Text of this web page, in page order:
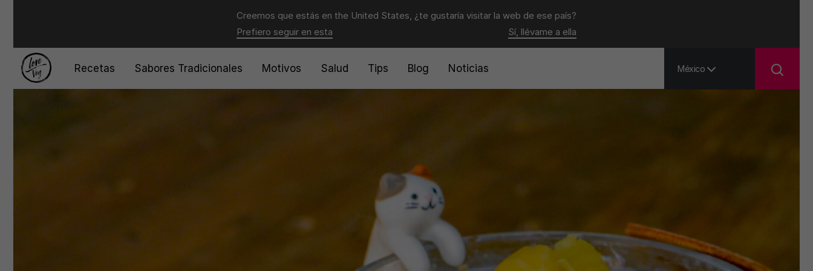
Creemos que estás en the United States, ¿te gustaría visitar la web de ese país?
Prefiero seguir en esta
Sí, llévame a ella
Recetas Sabores Tradicionales Motivos Salud Tips Blog Noticias México